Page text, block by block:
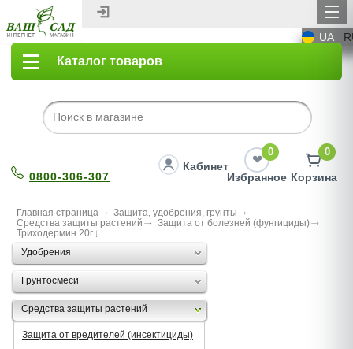
UA
Каталог товаров
0800-306-307
Кабинет
0
Избранное
0
Корзина
Главная страница
Защита, удобрения, грунты
Средства защиты растений
Защита от болезней (фунгициды)
Триходермин 20г
Удобрения
Грунтосмеси
Средства защиты растений
Защита от вредителей (инсектициды)